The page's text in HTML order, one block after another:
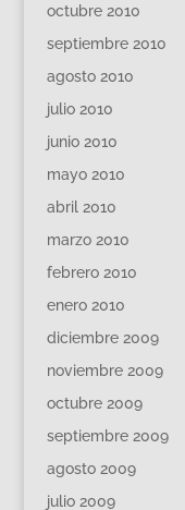
octubre 2010
septiembre 2010
agosto 2010
julio 2010
junio 2010
mayo 2010
abril 2010
marzo 2010
febrero 2010
enero 2010
diciembre 2009
noviembre 2009
octubre 2009
septiembre 2009
agosto 2009
julio 2009